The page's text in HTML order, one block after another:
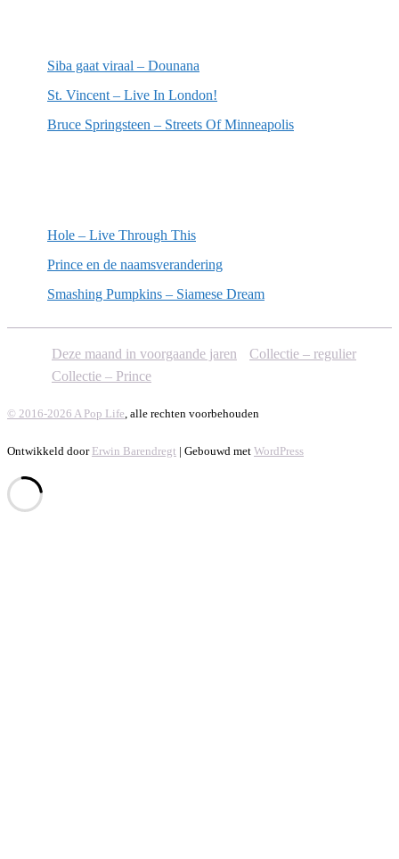
Siba gaat viraal – Dounana
St. Vincent – Live In London!
Bruce Springsteen – Streets Of Minneapolis
Hole – Live Through This
Prince en de naamsverandering
Smashing Pumpkins – Siamese Dream
Deze maand in voorgaande jaren
Collectie – regulier
Collectie – Prince
© 2016-2026 A Pop Life, alle rechten voorbehouden
Ontwikkeld door Erwin Barendregt | Gebouwd met WordPress